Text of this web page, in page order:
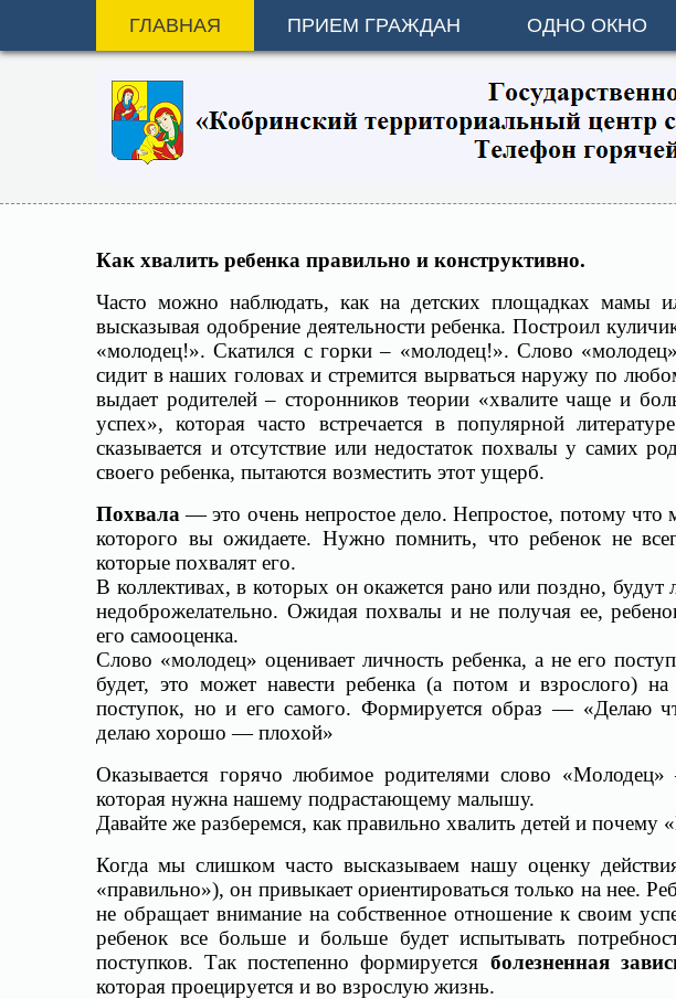
ГЛАВНАЯ ПРИЕМ ГРАЖДАН ОДНО ОКНО
Как хвалить ребенка правильно и конструктивно.
Часто можно наблюдать, как на детских площадках мамы
высказывая одобрение деятельности ребенка. Построил
«молодец!». Скатился с горки – «молодец!». Слово
сидит в наших головах и стремится вырваться наружу по
выдает родителей – сторонников теории «хвалите чаще и
успех», которая часто встречается в популярной
сказывается и отсутствие или недостаток похвалы у самих
своего ребенка, пытаются возместить этот ущерб.
Похвала— это очень непростое дело. Непростое, потому что
которого вы ожидаете. Нужно помнить, что ребенок не
которые похвалят его.
В коллективах, в которых он окажется рано или поздно,
недоброжелательно. Ожидая похвалы и не получая ее,
его самооценка.
Слово «молодец» оценивает личность ребенка, а не его
будет, это может навести ребенка (а потом и взрослого)
поступок, но и его самого. Формируется образ —
делаю хорошо — плохой»
Оказывается горячо любимое родителями слово
которая нужна нашему подрастающему малышу.
Давайте же разберемся, как правильно хвалить детей и
Когда мы слишком часто высказываем нашу оценку
«правильно»), он привыкает ориентироваться только на нее.
не обращает внимание на собственное отношение к своим
ребенок все больше и больше будет испытывать
поступков. Так постепенно формируется болезненная
которая проецируется и во взрослую жизнь.